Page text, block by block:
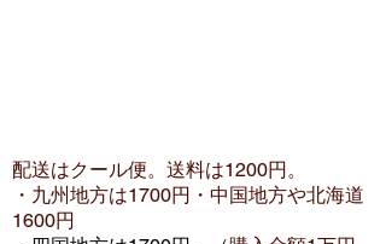
配送はクール便。送料は1200円。
・​九州地方は1700円 ・中国地方や北海道
1600円